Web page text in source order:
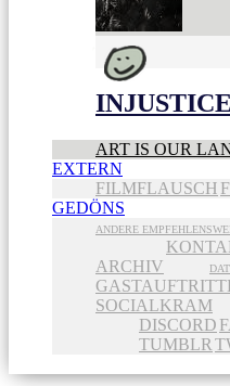
ART IS OUR
EXTERN
FILMFLAUSCH
GEDÖNS
ANDERE
ARCHIV
SOCIALKRAM
DISCORD
TUMBLR